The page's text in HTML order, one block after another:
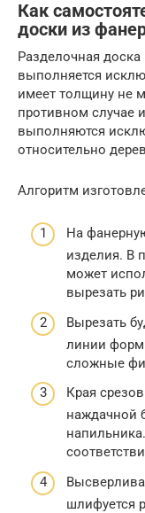
Как
доски из
Разделочная
выполняется
имеет толщину не
противном случае
выполняются
относительно
Алгоритм
На
изделия. В
может
вырезать
Вырезать
линии
сложные
Края
наждачной
шлифуется